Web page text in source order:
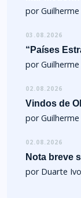
por
03.08.2026
“Países
por
02.08.2026
Vindos de
por
02.08.2026
Nota breve
por Duarte